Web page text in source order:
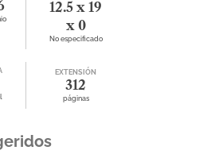
12.5 x 19
x 0
No especificado
EXTENSIÓN
312
páginas